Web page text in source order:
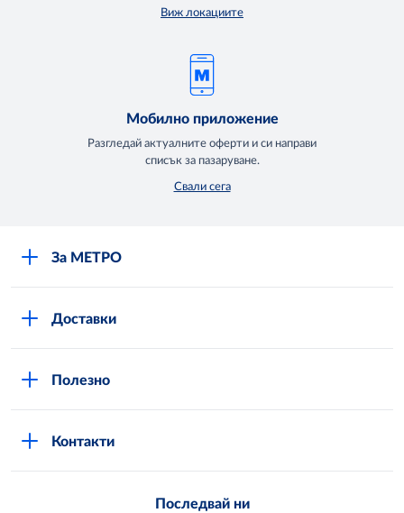
Виж локациите
Мобилно приложение
Разгледай актуалните оферти и си направи
списък за пазаруване.
Свали сега
За МЕТРО
METRO AG
Доставки
Полезно
Контакти
Последвай ни